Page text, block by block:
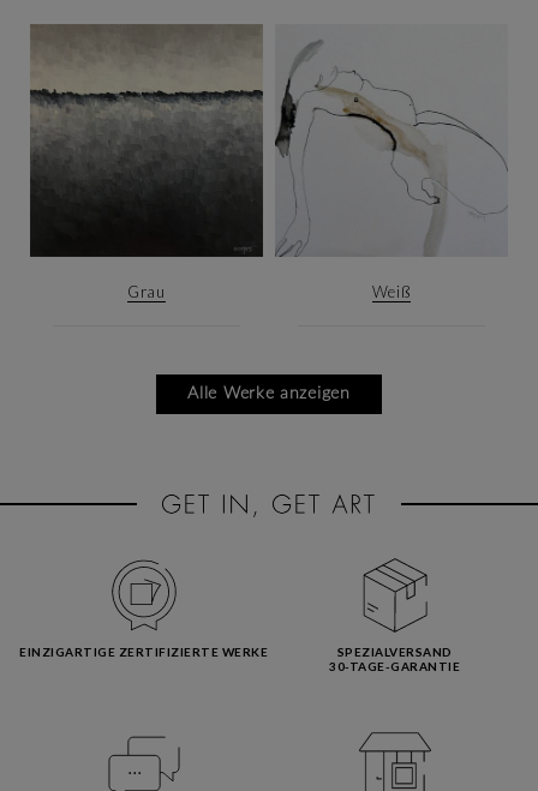
Grau Weiß
Alle Werke anzeigen
EINZIGARTIGE ZERTIFIZIERTE WERKE
SPEZIALVERSAND
30-TAGE-GARANTIE